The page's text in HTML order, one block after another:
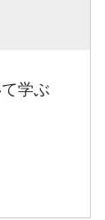
学ぶ